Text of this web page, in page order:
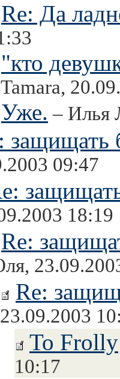
Re: Да
"кто
Уже. – Илья
защищать
09:47
18:19
Re:
Re:
23.09.2003
To Frolly
10:17